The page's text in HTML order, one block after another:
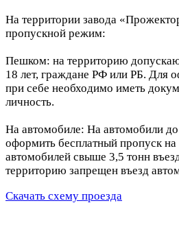
На территории завода
пропускной режим:
Пешком: на территорию
18 лет, граждане РФ или РБ. Для
при себе необходимо иметь
личность.
На автомобиле: На автомобили
оформить бесплатный пропуск
автомобилей свыше 3,5 тонн
территорию запрещен въезд
Скачать схему проезда